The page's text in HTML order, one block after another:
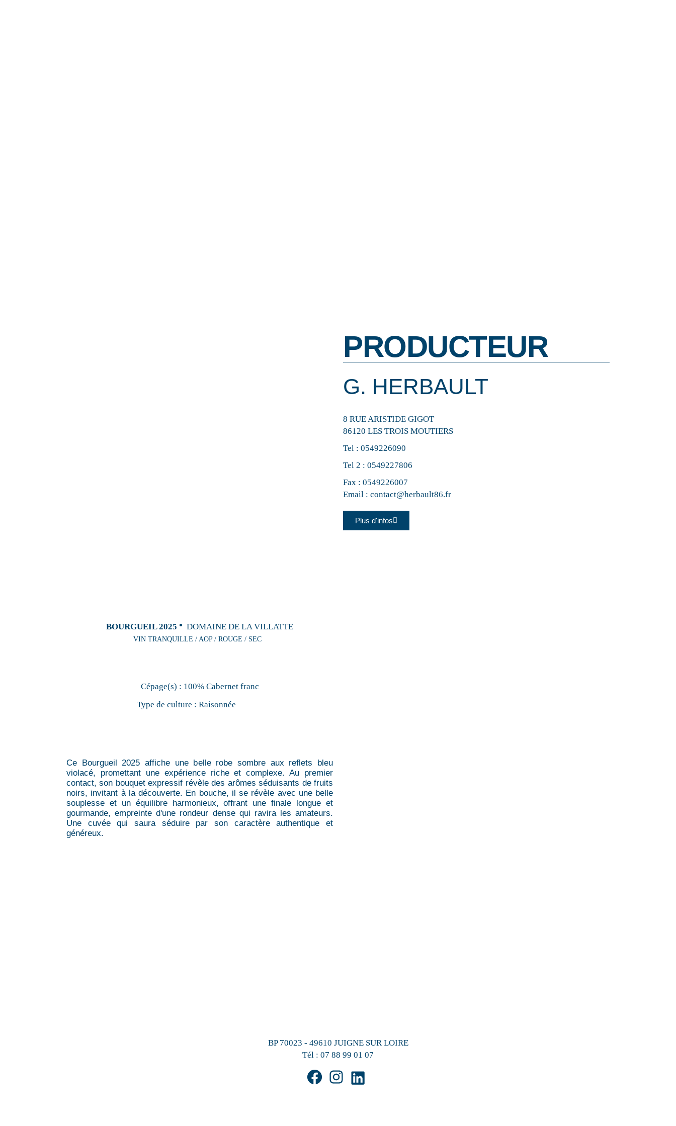
BOURGUEIL 2025 DOMAINE DE LA VILLATTE
VIN TRANQUILLE / AOP / ROUGE / SEC
Cépage(s) : 100% Cabernet franc
Type de culture : Raisonnée
Ce Bourgueil 2025 affiche une belle robe sombre aux reflets bleu
violacé, promettant une expérience riche et complexe. Au premier
contact, son bouquet expressif révèle des arômes séduisants de fruits
noirs, invitant à la découverte. En bouche, il se révèle avec une belle
souplesse et un équilibre harmonieux, offrant une finale longue et
gourmande, empreinte d'une rondeur dense qui ravira les amateurs.
Une cuvée qui saura séduire par son caractère authentique et
généreux.
PRODUCTEUR
G. HERBAULT
8 RUE ARISTIDE GIGOT
86120 LES TROIS MOUTIERS
Tel : 0549226090
Tel 2 : 0549227806
Fax : 0549226007
Email : contact@herbault86.fr
Plus d'infos
BP 70023 - 49610 JUIGNE SUR LOIRE
Tél : 07 88 99 01 07